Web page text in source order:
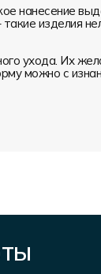
нанесение
изделия
ухода. Их
можно с